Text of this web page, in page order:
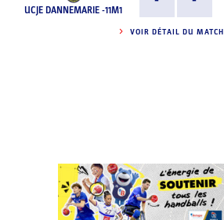
UCJE DANNEMARIE -11M1
VOIR DÉTAIL DU MATCH